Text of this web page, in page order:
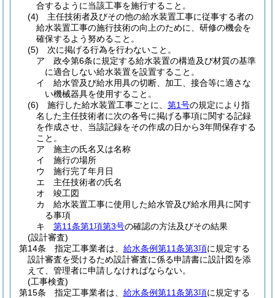
合するように当該工事を施行すること。
(4)
主任技術者及びその他の給水装置工事に従事する者の
給水装置工事の施行技術の向上のために、研修の機会を
確保するよう努めること。
(5)
次に掲げる行為を行わないこと。
ア
政令第6条に規定する給水装置の構造及び材質の基準
に適合しない給水装置を設置すること。
イ
給水管及び給水用具の切断、加工、接合等に適さな
い機械器具を使用すること。
(6)
施行した給水装置工事ごとに、 第1号の規定により指
名した主任技術者に次の各号に掲げる事項に関する記録
を作成させ、当該記録をその作成の日から3年間保存する
こと。
ア
施主の氏名又は名称
イ
施行の場所
ウ
施行完了年月日
エ
主任技術者の氏名
オ
竣工図
カ
給水装置工事に使用した給水管及び給水用具に関す
る事項
キ
第11条第1項第3号の確認の方法及びその結果
(設計審査)
第14条
指定工事業者は、 給水条例第11条第3項に規定する
設計審査を受けるため設計審査に係る申請書に設計図を添
えて、管理者に申請しなければならない。
(工事検査)
第15条
指定工事業者は、 給水条例第11条第3項に規定する